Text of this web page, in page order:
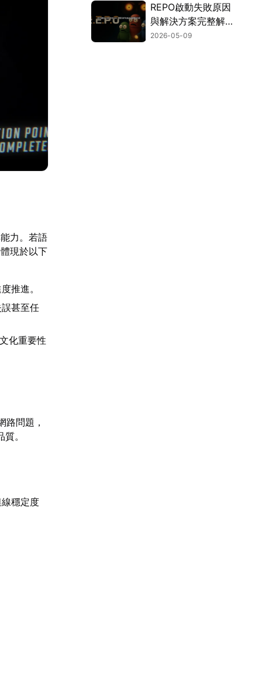
力。若語
現於以下
推進。
甚至任
化重要性
路問題，
。
穩定度
REPO啟動失敗原因
與解決方案完整解
析！
2026-05-09